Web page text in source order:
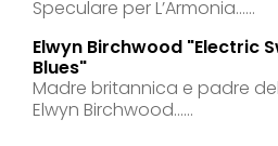
Speculare per L’Armonia......
Elwyn Birchwood "electric
Blues"
Madre britannica e padre
Elwyn Birchwood......